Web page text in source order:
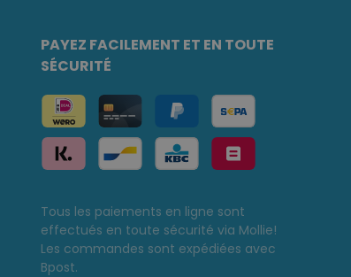
PAYEZ FACILEMENT ET EN TOUTE
SÉCURITÉ
Tous les paiements en ligne sont
effectués en toute sécurité via Mollie!
Les commandes sont expédiées avec
Bpost.